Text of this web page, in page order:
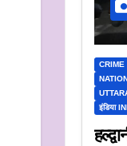
CRIME
इंडिया